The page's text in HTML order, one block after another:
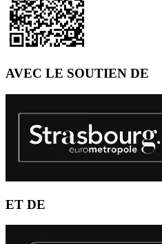
AVEC LE SOUTIEN DE
ET DE